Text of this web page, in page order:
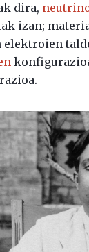
dira,
izan;
elektroien